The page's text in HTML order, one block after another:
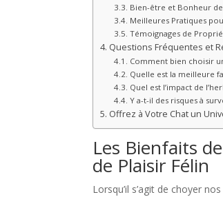
Bien-être et Bonheur
Meilleures Pratiques
Témoignages de
Questions Fréquentes et
Comment bien choisir
Quelle est la meilleure
Quel est l’impact de
Y a-t-il des risques à
Offrez à Votre Chat un
Les Bienfaits
de Plaisir Félin
Lorsqu’il s’agit de choyer